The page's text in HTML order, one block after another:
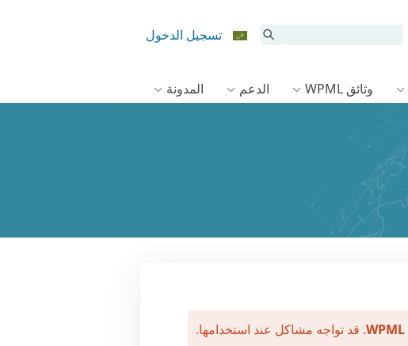
تسجيل الدخول
وثائق WPML الدعم المدونة
. قد تواجه مشاكل عند استخدامها.